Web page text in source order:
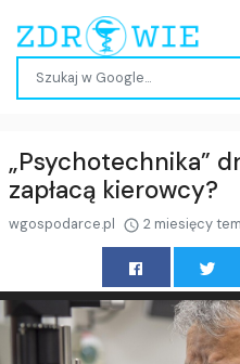
„Psychotechnika”
zapłacą kierowcy?
wgospodarce.pl 2 miesięcy